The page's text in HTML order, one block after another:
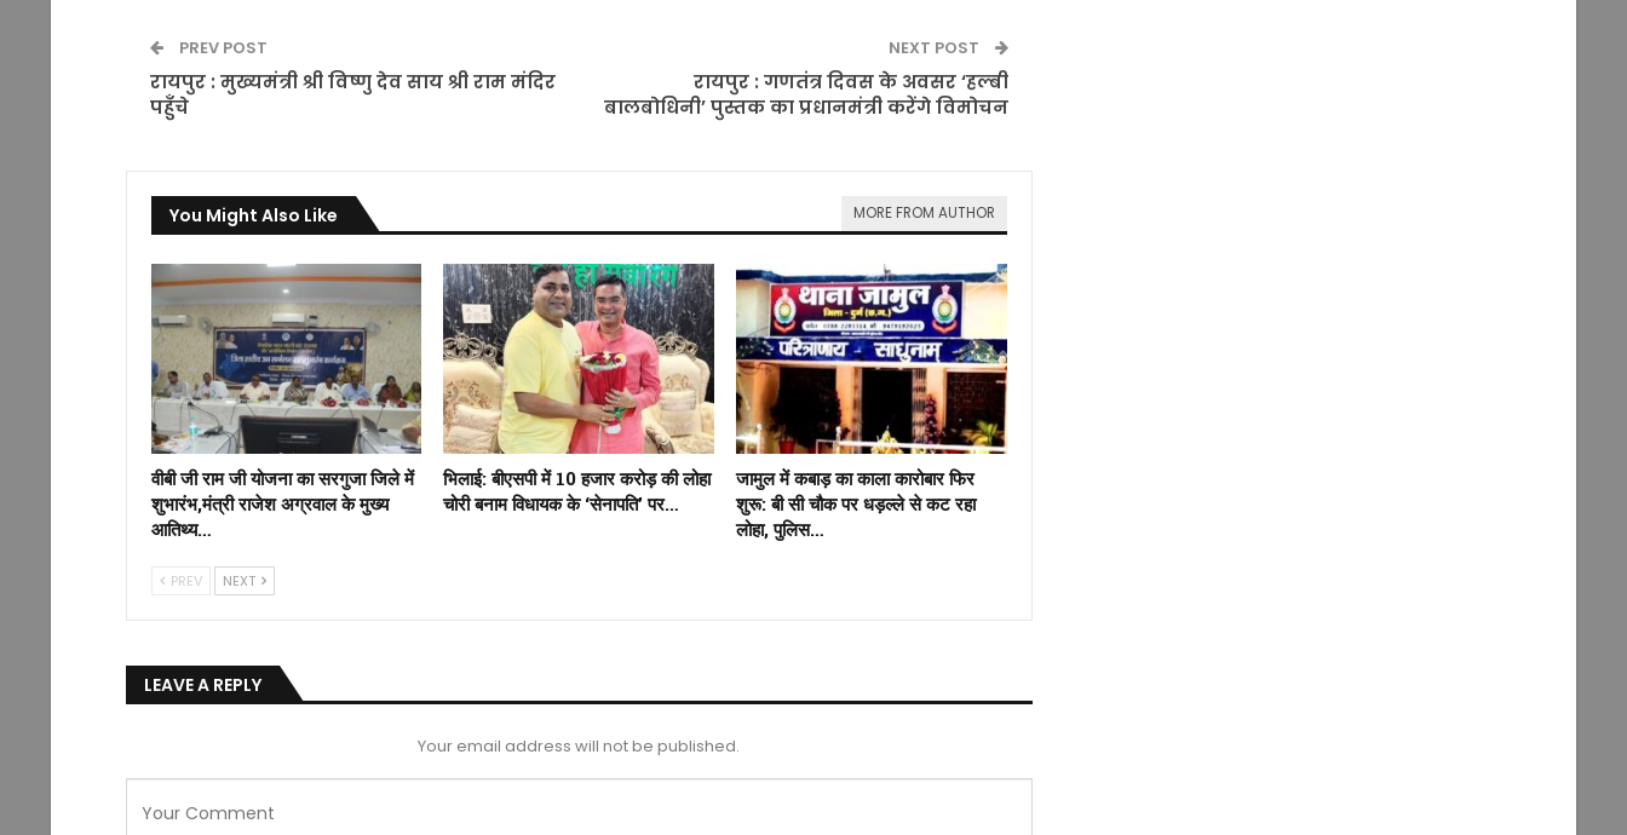
PREV POST
रायपुर : मुख्यमंत्री श्री विष्णु देव साय श्री राम मंदिर
पहुँचे
NEXT POST
रायपुर : गणतंत्र दिवस के अवसर ‘हल्बी
बालबोधिनी’ पुस्तक का प्रधानमंत्री करेंगे विमोचन
You Might Also Like MORE FROM AUTHOR
वीबी जी राम जी योजना का सरगुजा जिले में
शुभारंभ,मंत्री राजेश अग्रवाल के मुख्य
आतिथ्य…
भिलाई: बीएसपी में 10 हजार करोड़ की लोहा
चोरी बनाम विधायक के ‘सेनापति’ पर…
जामुल में कबाड़ का काला कारोबार फिर
शुरू: बी सी चौक पर धड़ल्ले से कट रहा
लोहा, पुलिस…
PREV NEXT
LEAVE A REPLY
Your email address will not be published.